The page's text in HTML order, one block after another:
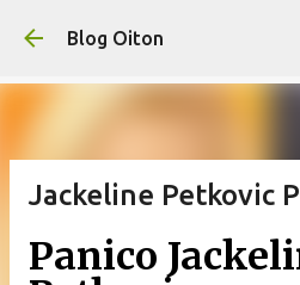
Pular para o
Blog Oiton
Jackeline Petkovic
Panico